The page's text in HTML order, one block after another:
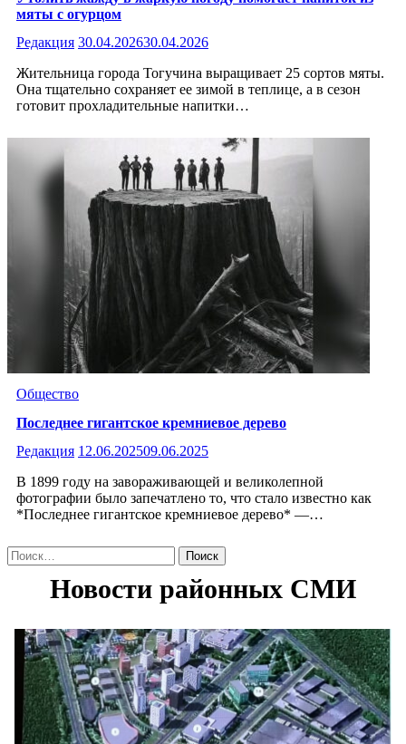
мяты с огурцом
Редакция 30.04.202630.04.2026
Жительница города Тогучина выращивает 25 сортов мяты.
Она тщательно сохраняет ее зимой в теплице, а в сезон
готовит прохладительные напитки…
Общество
Последнее гигантское кремниевое дерево
Редакция 12.06.202509.06.2025
В 1899 году на завораживающей и великолепной
фотографии было запечатлено то, что стало известно как
*Последнее гигантское кремниевое дерево* —…
Найти: